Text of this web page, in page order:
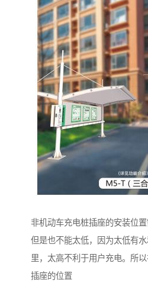
非机动车充电桩插座的安装位置
但是也不能太低，因为太低有
里，太高不利于用户充电。所
插座的位置